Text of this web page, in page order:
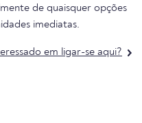
de quaisquer opções
imediatas.
em ligar-se aqui?